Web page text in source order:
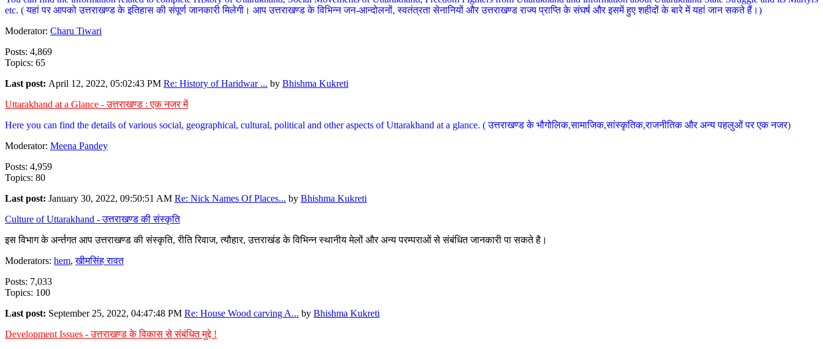
etc. ( यहां पर आपको उत्तराखण्ड के इतिहास की संपूर्ण जानकारी मिलेगी। आप उत्तराखण्ड के विभिन्न जन-आन्दोलनों, स्वतंत्रता सेनानियों और उत्तराखण्ड राज्य प्राप्ति के संघर्ष और इसमें हुए शहीदों के बारे में यहां जान सकते हैं।)
Moderator: Charu Tiwari
Posts: 4,869
Topics: 65
Last post: April 12, 2022, 05:02:43 PM Re: History of Haridwar ... by Bhishma Kukreti
Uttarakhand at a Glance - उत्तराखण्ड : एक नजर में
Here you can find the details of various social, geographical, cultural, political and other aspects of Uttarakhand at a glance. ( उत्तराखण्ड के भौगोलिक,सामाजिक,सांस्कृतिक,राजनीतिक और अन्य पहलुओं पर एक नजर)
Moderator: Meena Pandey
Posts: 4,959
Topics: 80
Last post: January 30, 2022, 09:50:51 AM Re: Nick Names Of Places... by Bhishma Kukreti
Culture of Uttarakhand - उत्तराखण्ड की संस्कृति
इस विभाग के अर्न्तगत आप उत्तराखण्ड की संस्कृति, रीति रिवाज, त्यौहार, उत्तराखंड के विभिन्न स्थानीय मेलों और अन्य परम्पराओं से संबंधित जानकारी पा सकते है।
Moderators: hem,खीमसिंह रावत
Posts: 7,033
Topics: 100
Last post: September 25, 2022, 04:47:48 PM Re: House Wood carving A... by Bhishma Kukreti
Development Issues - उत्तराखण्ड के विकास से संबंधित मुद्दे !